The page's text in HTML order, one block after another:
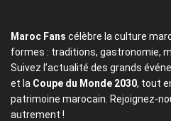
Maroc Fans célèbre la culture
formes : traditions, gastronomie,
Suivez l’actualité des grands
et la Coupe du Monde 2030, tout
patrimoine marocain. Rejoignez-
autrement !